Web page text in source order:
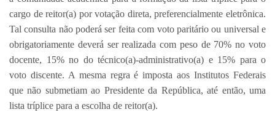
cargo de reitor(a) por votação direta, preferencialmente eletrônica.
Tal consulta não poderá ser feita com voto paritário ou universal e
obrigatoriamente deverá ser realizada com peso de 70% no voto
docente, 15% no do técnico(a)-administrativo(a) e 15% para o
voto discente. A mesma regra é imposta aos Institutos Federais
que não submetiam ao Presidente da República, até então, uma
lista tríplice para a escolha de reitor(a).